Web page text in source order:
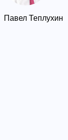
Павел Теплухин